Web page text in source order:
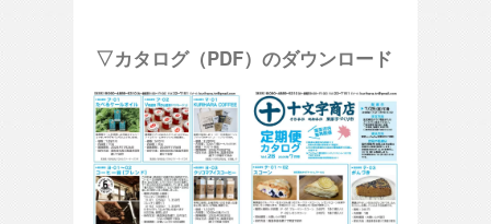
▽カタログ（PDF）のダウンロード